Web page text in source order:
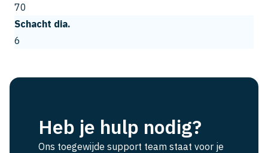
70
Schacht dia.
6
Heb je hulp nodig?
Ons toegewijde support team staat voor je